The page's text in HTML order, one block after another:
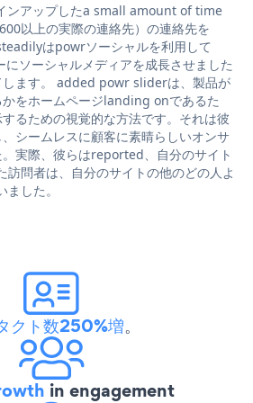
ンアップしたa small amount of time
以上の実際の連絡先）の連絡先を
はpowrソーシャルを利用して
ソーシャルメディアを成長させました
します。 added powr sliderは、製品が
をホームページlanding onであるた
るための視覚的な方法です。それは彼
シームレスに顧客に素晴らしいオンサ
実際、彼らはreported、自分のサイト
問者は、自分のサイトの他のどの人よ
した。
クト数250%増。
in engagement